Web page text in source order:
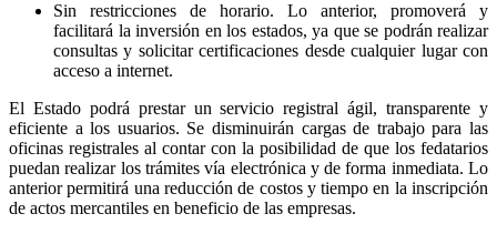
Sin restricciones de horario. Lo anterior, promoverá y
facilitará la inversión en los estados, ya que se podrán realizar
consultas y solicitar certificaciones desde cualquier lugar con
acceso a internet.
El Estado podrá prestar un servicio registral ágil, transparente y
eficiente a los usuarios. Se disminuirán cargas de trabajo para las
oficinas registrales al contar con la posibilidad de que los fedatarios
puedan realizar los trámites vía electrónica y de forma inmediata. Lo
anterior permitirá una reducción de costos y tiempo en la inscripción
de actos mercantiles en beneficio de las empresas.